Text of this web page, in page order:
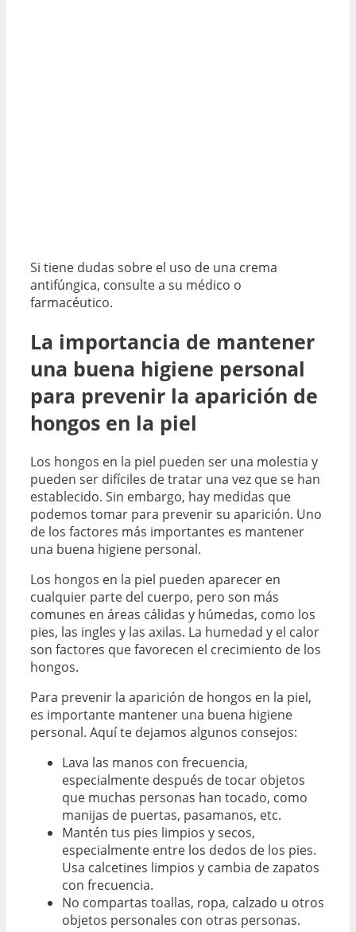
Si tiene dudas sobre el uso de una crema
antifúngica, consulte a su médico o
farmacéutico.
La importancia de mantener
una buena higiene personal
para prevenir la aparición de
hongos en la piel
Los hongos en la piel pueden ser una molestia y
pueden ser difíciles de tratar una vez que se han
establecido. Sin embargo, hay medidas que
podemos tomar para prevenir su aparición. Uno
de los factores más importantes es mantener
una buena higiene personal.
Los hongos en la piel pueden aparecer en
cualquier parte del cuerpo, pero son más
comunes en áreas cálidas y húmedas, como los
pies, las ingles y las axilas. La humedad y el calor
son factores que favorecen el crecimiento de los
hongos.
Para prevenir la aparición de hongos en la piel,
es importante mantener una buena higiene
personal. Aquí te dejamos algunos consejos:
Lava las manos con frecuencia,
especialmente después de tocar objetos
que muchas personas han tocado, como
manijas de puertas, pasamanos, etc.
Mantén tus pies limpios y secos,
especialmente entre los dedos de los pies.
Usa calcetines limpios y cambia de zapatos
con frecuencia.
No compartas toallas, ropa, calzado u otros
objetos personales con otras personas.